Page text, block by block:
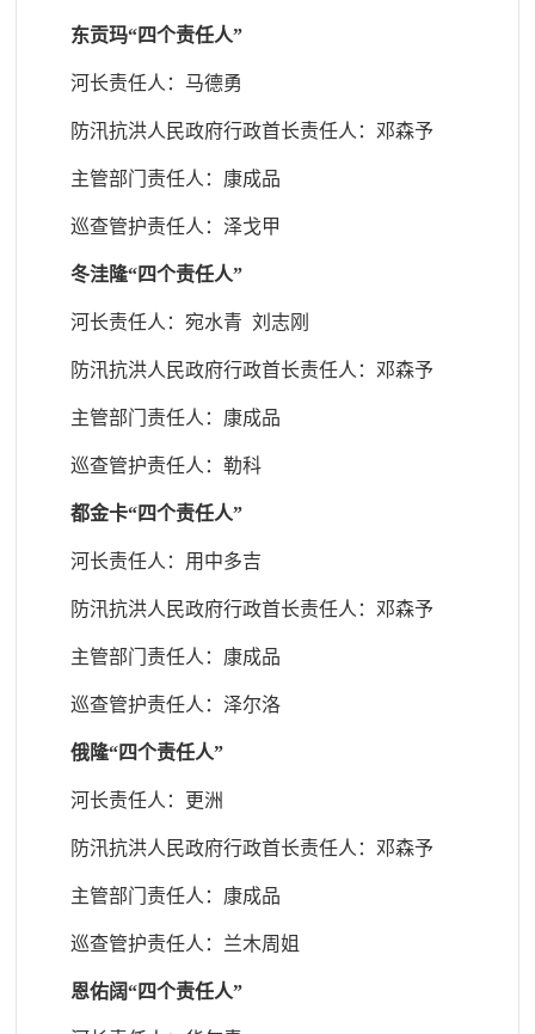
东贡玛“四个责任人”
河长责任人： 马德勇
防汛抗洪人民政府行政首长责任人 ：邓森予
主管部门责任人 ：康成品
巡查管护责任人 ：泽戈甲
冬洼隆“四个责任人”
河长责任人：宛水青 刘志刚
防汛抗洪人民政府行政首长责任人 ：邓森予
主管部门责任人 ：康成品
巡查管护责任人 ：勒科
都金卡“四个责任人”
河长责任人：用中多吉
防汛抗洪人民政府行政首长责任人 ：邓森予
主管部门责任人 ：康成品
巡查管护责任人 ：泽尔洛
俄隆“四个责任人”
河长责任人：更洲
防汛抗洪人民政府行政首长责任人 ：邓森予
主管部门责任人 ：康成品
巡查管护责任人 ：兰木周姐
恩佑阔“四个责任人”